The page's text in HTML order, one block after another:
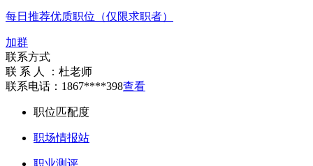
每日推荐优质职位（仅限求职者）
加群
联系方式
联 系 人 ： 杜老师
联系电话： 1867****398查看
职位匹配度
职场情报站
职业测评